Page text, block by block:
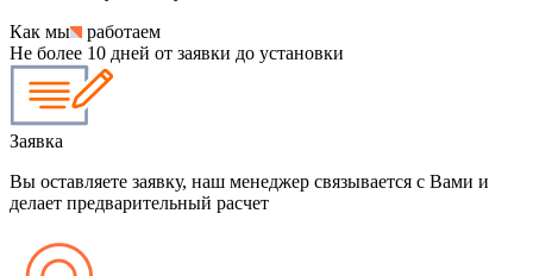
Как мы
работаем
Не более 10 дней от заявки до установки
Заявка
Вы оставляете заявку, наш менеджер связывается с Вами и
делает предварительный расчет